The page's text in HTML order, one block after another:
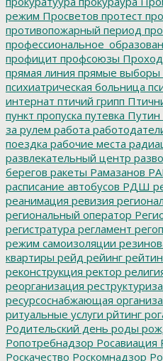
режим Просветов протест
противопожарный период
профицит профсоюзы
прямая линия прямые выборы
психиатрическая больница
интернат птичий грипп
пункт пропуска путевка Путин
за рулем работа
поездка рабочие места
развлекательный центр
берегов ракеты Рамазанов
расписание автобусов РДШ
реанимация ревизия
региональный оператор
регистратура регламент
режим самоизоляции
квартиры рейд рейинг
реконструкция ректор
реорганизация
ресурсоснабжающая
ритуальные услуги рйтинг
Родительский день роды
Ропотребнадзор Росавиация
Роскачество Роскомнадзор